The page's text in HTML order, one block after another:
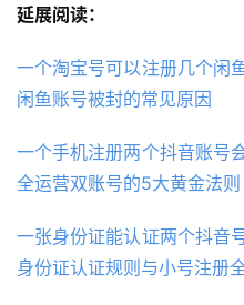
延展阅读：
一个淘宝号可以注册几个闲
闲鱼账号被封的常见原因
一个手机注册两个抖音账号
全运营双账号的5大黄金法则
一张身份证能认证两个抖音
身份证认证规则与小号注册全